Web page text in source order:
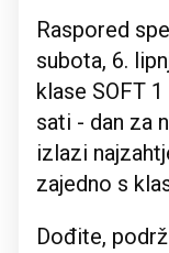
Raspored
subota, 6.
klase SOFT 1
sati - dan za
izlazi
zajedno s
Dođite,